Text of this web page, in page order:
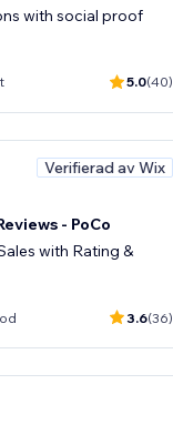
with social proof
5.0(40)
Verifierad av Wix
- PoCo
with Rating &
3.6(36)